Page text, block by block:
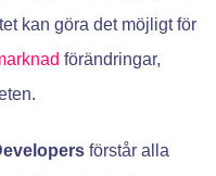
kan göra det möjligt för
förändringar,
förstår alla